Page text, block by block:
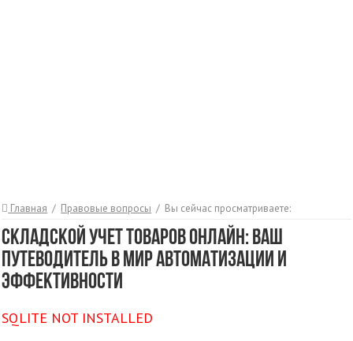
Главная / Правовые вопросы / Вы сейчас просматриваете:
Складской учет товаров онлайн: ваш
путеводитель в мир автоматизации и
эффективности
SQLITE NOT INSTALLED